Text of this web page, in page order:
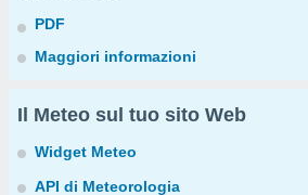
PDF
Maggiori informazioni
Il Meteo sul tuo sito Web
Widget Meteo
API di Meteorologia